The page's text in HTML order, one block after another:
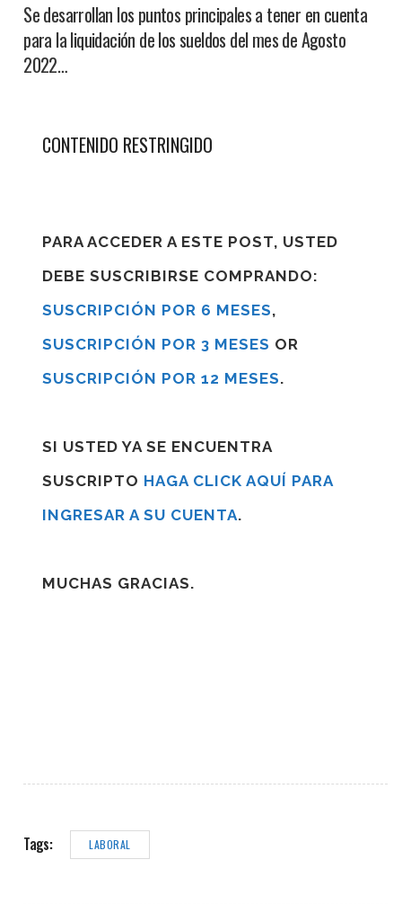
Se desarrollan los puntos principales a tener en cuenta
para la liquidación de los sueldos del mes de Agosto
2022…
CONTENIDO RESTRINGIDO
PARA ACCEDER A ESTE POST, USTED
DEBE SUSCRIBIRSE COMPRANDO:
SUSCRIPCIÓN POR 6 MESES,
SUSCRIPCIÓN POR 3 MESES OR
SUSCRIPCIÓN POR 12 MESES.
SI USTED YA SE ENCUENTRA
SUSCRIPTO HAGA CLICK AQUÍ PARA
INGRESAR A SU CUENTA.
MUCHAS GRACIAS.
Tags: LABORAL